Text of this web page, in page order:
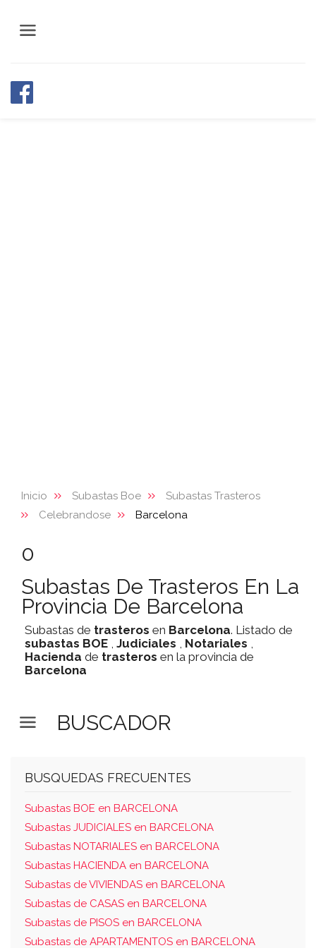
Inicio Subastas Boe
Subastas Trasteros
Celebrandose
Barcelona
0
Subastas De Trasteros En La
Provincia De Barcelona
Subastas de trasteros en Barcelona. Listado de
subastas BOE , Judiciales , Notariales ,
Hacienda de trasteros en la provincia de
Barcelona
BUSCADOR
BUSQUEDAS FRECUENTES
Subastas BOE en BARCELONA
Subastas JUDICIALES en BARCELONA
Subastas NOTARIALES en BARCELONA
Subastas HACIENDA en BARCELONA
Subastas de VIVIENDAS en BARCELONA
Subastas de CASAS en BARCELONA
Subastas de PISOS en BARCELONA
Subastas de APARTAMENTOS en BARCELONA